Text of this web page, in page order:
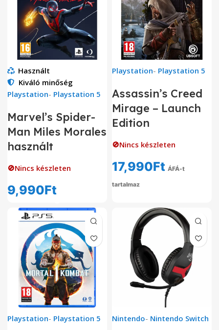
Használt
Kiváló minőség
Playstation- Playstation 5
Marvel’s Spider-
Man Miles Morales
használt
🚫Nincs készleten
9,990Ft
Playstation- Playstation 5
Assassin’s Creed
Mirage – Launch
Edition
🚫Nincs készleten
17,990Ft ÁFÁ-t
tartalmaz
Playstation- Playstation 5 Nintendo- Nintendo Switch